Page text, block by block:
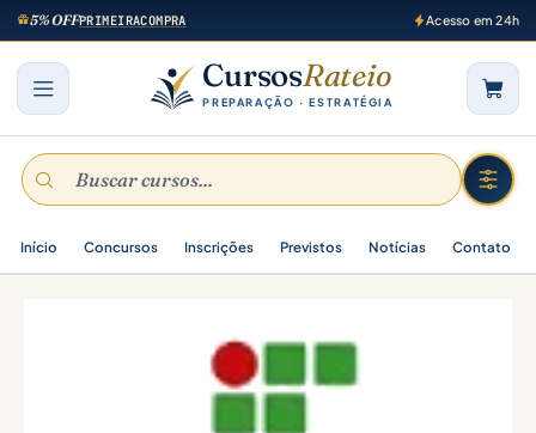
5% OFFPRIMEIRACOMPRA Acesso em 24h
CursosRateio
PREPARAÇÃO · ESTRATÉGIA
Início Concursos Inscrições Previstos Notícias Contato